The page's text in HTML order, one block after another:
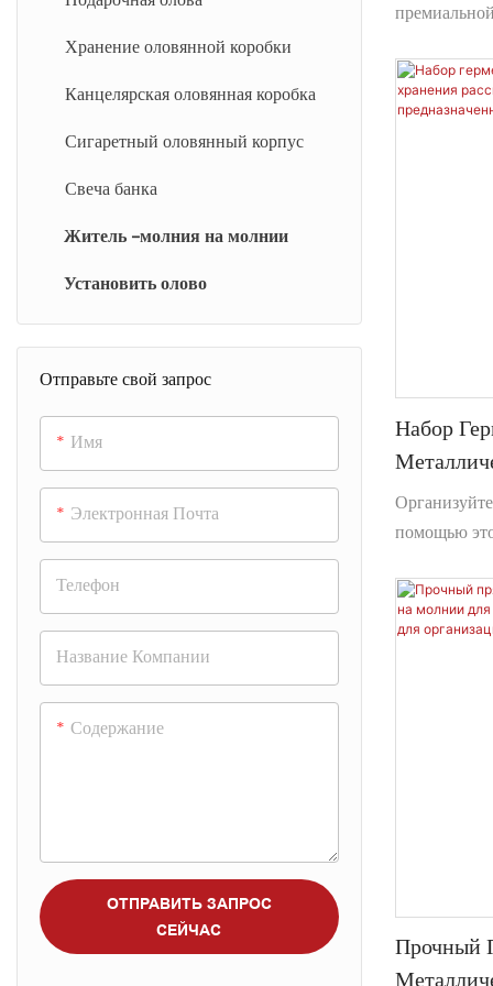
Хранение оловянной коробки
Канцелярская оловянная коробка
Сигаретный оловянный корпус
Свеча банка
Житель -молния на молнии
Установить олово
Отправьте свой запрос
Имя
Электронная Почта
Телефон
Название Компании
Содержание
ОТПРАВИТЬ ЗАПРОС
СЕЙЧАС
Сладостей
прозрачной
коробку.
Набор
Хранения
помощью
чая.
жести, эти
который
Прочный